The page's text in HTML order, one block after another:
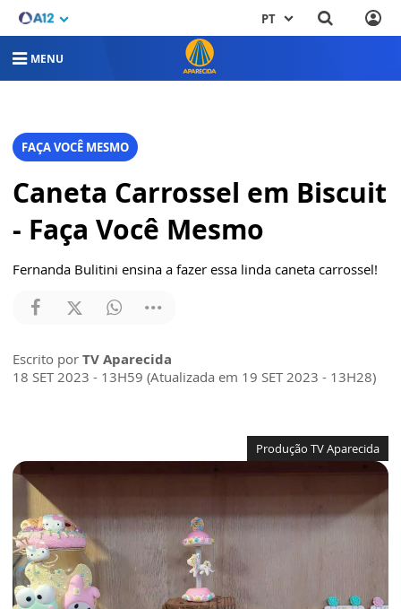
PT
MENU
FAÇA VOCÊ MESMO
Caneta Carrossel em Biscuit
- Faça Você Mesmo
Fernanda Bulitini ensina a fazer essa linda caneta carrossel!
Escrito por TV Aparecida
18 SET 2023 - 13H59 (Atualizada em 19 SET 2023 - 13H28)
Produção TV Aparecida